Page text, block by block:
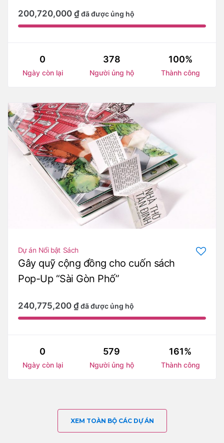
200,720,000 ₫đã được ủng hộ
0
Ngày còn lại
378
Người ủng hộ
100%
Thành công
Dự án Nổi bật Sách
Gây quỹ cộng đồng cho cuốn sách
Pop-Up “Sài Gòn Phố”
240,775,200 ₫đã được ủng hộ
0
Ngày còn lại
579
Người ủng hộ
161%
Thành công
XEM TOÀN BỘ CÁC DỰ ÁN